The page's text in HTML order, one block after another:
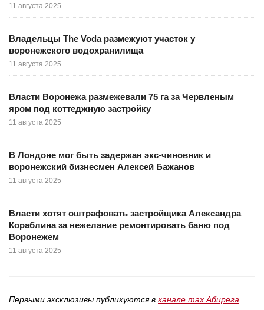
11 августа 2025
Владельцы The Voda размежуют участок у
воронежского водохранилища
11 августа 2025
Власти Воронежа размежевали 75 га за Червленым
яром под коттеджную застройку
11 августа 2025
В Лондоне мог быть задержан экс-чиновник и
воронежский бизнесмен Алексей Бажанов
11 августа 2025
Власти хотят оштрафовать застройщика Александра
Кораблина за нежелание ремонтировать баню под
Воронежем
11 августа 2025
Первыми эксклюзивы публикуются в канале max Абирега